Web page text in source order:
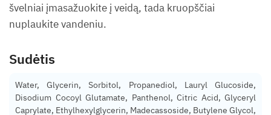
švelniai įmasažuokite į veidą, tada kruopščiai
nuplaukite vandeniu.
Sudėtis
Water, Glycerin, Sorbitol, Propanediol, Lauryl Glucoside,
Disodium Cocoyl Glutamate, Panthenol, Citric Acid, Glyceryl
Caprylate, Ethylhexylglycerin, Madecassoside, Butylene Glycol,